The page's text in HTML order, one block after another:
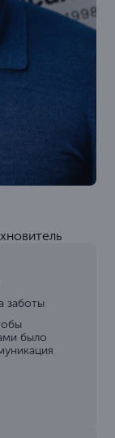
заботы
было